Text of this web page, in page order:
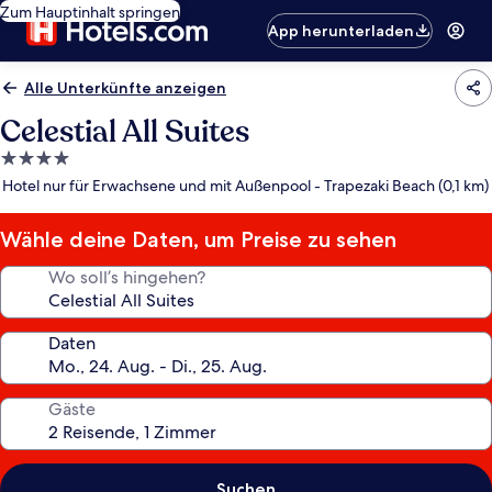
Zum Hauptinhalt springen
App herunterladen
Alle Unterkünfte anzeigen
Celestial All Suites
4.0-
Sterne-
Hotel nur für Erwachsene und mit Außenpool - Trapezaki Beach (0,1 km)
Wähle deine Daten, um Preise zu sehen
Wo soll’s hingehen?
Daten
Gäste